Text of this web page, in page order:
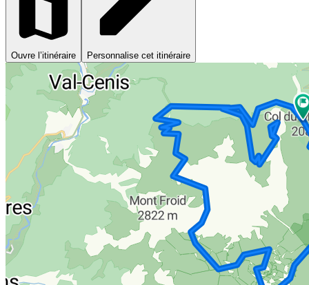
Ouvre l’itinéraire Personnalise cet itinéraire